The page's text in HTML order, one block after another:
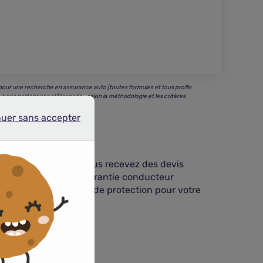
une recherche en assurance auto [toutes formules et tous profils
nos partenaires référencés - selon la méthodologie et les critères
minutes vous recevez des devis
zéro kilomètre, la garantie conducteur
sacrifier la qualité de protection pour votre
sans accepter
sans accepter